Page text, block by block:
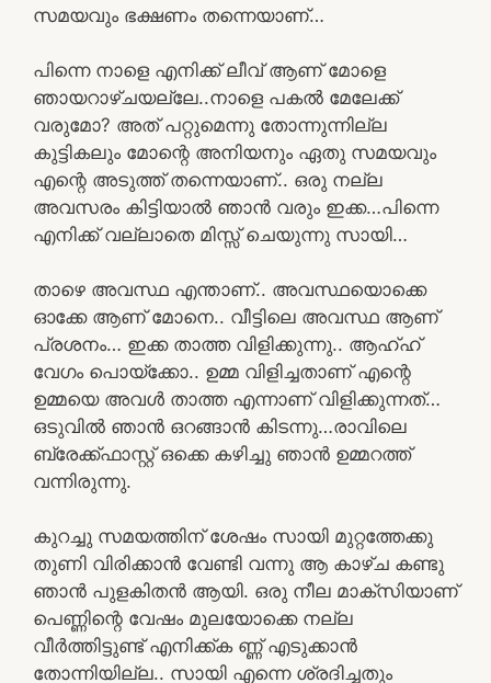
സമയവും ഭക്ഷണം തന്നെയാണ്…
പിന്നെ നാളെ എനിക്ക് ലീവ് ആണ് മോളെ
ഞായറാഴ്ചയല്ലേ..നാളെ പകൽ മേലേക്ക്
വരുമോ? അത് പറ്റുമെന്നു തോന്നുന്നില്ല
കുട്ടികലും മോന്റെ അനിയനും ഏതു സമയവും
എന്റെ അടുത്ത് തന്നെയാണ്.. ഒരു നല്ല
അവസരം കിട്ടിയാൽ ഞാൻ വരും ഇക്ക…പിന്നെ
എനിക്ക് വല്ലാതെ മിസ്സ്‌ ചെയുന്നു സായി…
താഴെ അവസ്ഥ എന്താണ്.. അവസ്ഥയൊക്കെ
ഓക്കേ ആണ് മോനെ.. വീട്ടിലെ അവസ്ഥ ആണ്
പ്രശനം… ഇക്ക താത്ത വിളിക്കുന്നു.. ആഹ്ഹ്
വേഗം പൊയ്ക്കോ.. ഉമ്മ വിളിച്ചതാണ് എന്റെ
ഉമ്മയെ അവൾ താത്ത എന്നാണ് വിളിക്കുന്നത്…
ഒടുവിൽ ഞാൻ ഒറങ്ങാൻ കിടന്നു…രാവിലെ
ബ്രേക്ക്ഫാസ്റ്റ് ഒക്കെ കഴിച്ചു ഞാൻ ഉമ്മറത്ത്
വന്നിരുന്നു.
കുറച്ചു സമയത്തിന് ശേഷം സായി മുറ്റത്തേക്കു
തുണി വിരിക്കാൻ വേണ്ടി വന്നു ആ കാഴ്ച കണ്ടു
ഞാൻ പുളകിതൻ ആയി. ഒരു നീല മാക്സിയാണ്
പെണ്ണിന്റെ വേഷം മുലയോക്കെ നല്ല
വീർത്തിട്ടുണ്ട് എനിക്ക്ക ണ്ണ് എടുക്കാൻ
തോന്നിയില്ല.. സായി എന്നെ ശ്രദിച്ചതും